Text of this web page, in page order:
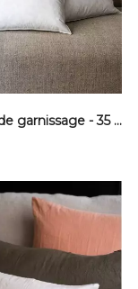
Coussin de garnissage - 35 x 45 cm